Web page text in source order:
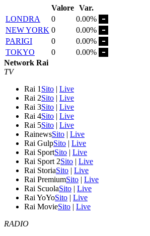
Valore Var.
LONDRA
0
0.00%
NEW YORK 0
0.00%
PARIGI
0
0.00%
TOKYO
0
0.00%
Network Rai
TV
Rai 1 Sito | Live
Rai 2Sito | Live
Rai 3Sito | Live
Rai 4Sito | Live
Rai 5Sito | Live
RainewsSito | Live
Rai GulpSito | Live
Rai SportSito | Live
Rai Sport 2Sito | Live
Rai StoriaSito | Live
Rai PremiumSito | Live
Rai ScuolaSito | Live
Rai YoYoSito | Live
Rai MovieSito | Live
RADIO